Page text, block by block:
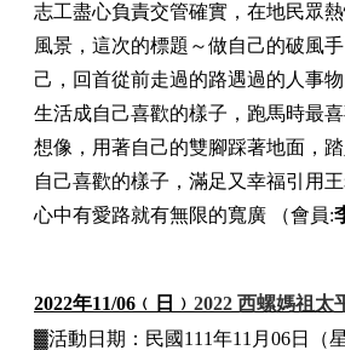
志工盡心負責交管確實，在地民眾
風景，這次的標題～做自己的破風
己，回首從前走過的路遇過的人事
生活成自己喜歡的樣子，跑馬時最
想像，用著自己的雙腳踩著地面，
自己喜歡的樣子，滿足又幸福引用
心中有愛路就有無限的寬廣
（會員:
2022年11/06 ﹙日﹚ 2022 西螺媽祖太
▓活動日期： 民國111年11月06日
（